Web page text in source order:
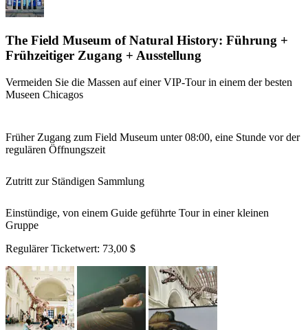
The Field Museum of Natural History: Führung +
Frühzeitiger Zugang + Ausstellung
Vermeiden Sie die Massen auf einer VIP-Tour in einem der besten
Museen Chicagos
Früher Zugang zum Field Museum unter 08:00, eine Stunde vor der
regulären Öffnungszeit
Zutritt zur Ständigen Sammlung
Einstündige, von einem Guide geführte Tour in einer kleinen
Gruppe
Regulärer Ticketwert: 73,00 $